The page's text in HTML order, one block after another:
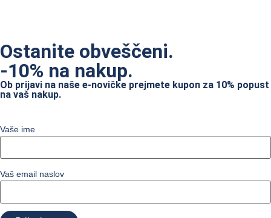
Ostanite obveščeni.
-10% na nakup.
Ob prijavi na naše e-novičke prejmete kupon za 10% popust
na vaš nakup.
Vaše ime
Vaš email naslov